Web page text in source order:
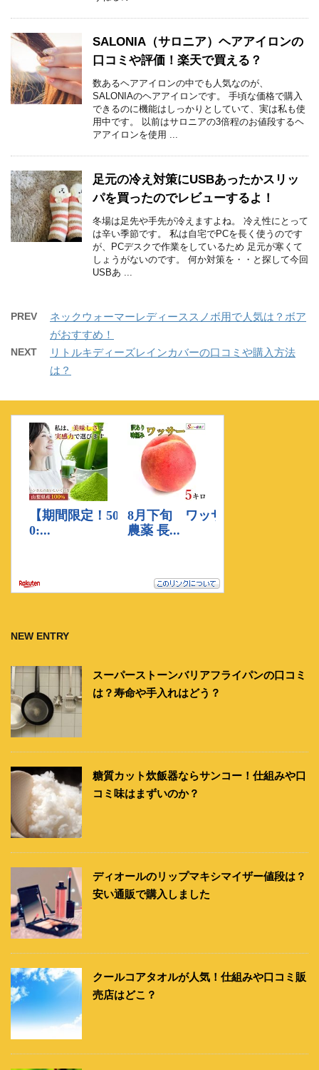
SALONIA（サロニア）ヘアアイロンの
口コミや評価！楽天で買える？
数あるヘアアイロンの中でも人気なのが、
SALONIAのヘアアイロンです。 手頃な価格で購入
できるのに機能はしっかりとしていて、実は私も使
用中です。 以前はサロニアの3倍程のお値段するヘ
アアイロンを使用 ...
足元の冷え対策にUSBあったかスリッ
パを買ったのでレビューするよ！
冬場は足先や手先が冷えますよね。 冷え性にとって
は辛い季節です。 私は自宅でPCを長く使うのです
が、PCデスクで作業をしているため 足元が寒くて
しょうがないのです。 何か対策を・・と探して今回
USBあ ...
PREV
ネックウォーマーレディーススノボ用で人気は？ボア
がおすすめ！
NEXT
リトルキディーズレインカバーの口コミや購入方法
は？
NEW ENTRY
スーパーストーンバリアフライパンの口コミ
は？寿命や手入れはどう？
糖質カット炊飯器ならサンコー！仕組みや口
コミ味はまずいのか？
ディオールのリップマキシマイザー値段は？
安い通販で購入しました
クールコアタオルが人気！仕組みや口コミ販
売店はどこ？